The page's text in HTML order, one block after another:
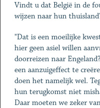
Vindt u dat België in de
wijzen naar hun
"Dat is een moeilijke
hier geen asiel willen
doorreizen naar
een aanzuigeffect te
doen het namelijk wel.
hun terugkomst niet
Daar moeten we zeker